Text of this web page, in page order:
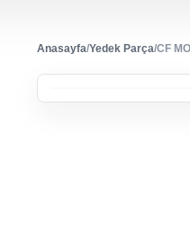
Anasayfa/Yedek Parça/CF